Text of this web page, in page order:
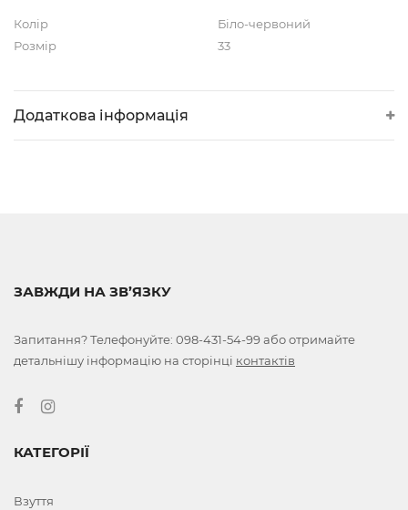
Колір
Біло-червоний
Розмір
33
Додаткова інформація
ЗАВЖДИ НА ЗВ’ЯЗКУ
Запитання? Телефонуйте: 098-431-54-99або отримайте
детальнішу інформацію на сторінці контактів
КАТЕГОРІЇ
Взуття